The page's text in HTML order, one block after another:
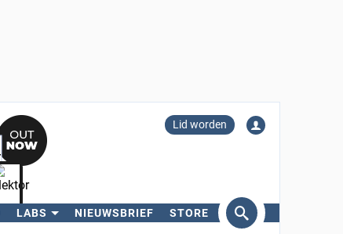
Lid worden
LABS NIEUWSBRIEF STORE